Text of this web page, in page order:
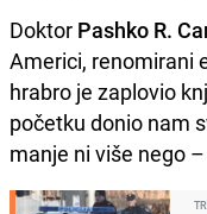
Doktor Pashko R.
Americi, renomirani
hrabro je zaplovio
početku donio nam
manje ni više nego